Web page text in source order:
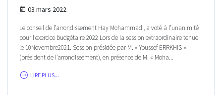
03 mars 2022
Le conseil de l’arrondissement Hay Mohammadi, a voté à l’unanimité
pour l’exercice budgétaire 2022 Lors de la session extraordinaire tenue
le 10Novembre2021. Session présidée par M. « Youssef ERRKHIS »
(président de l’arrondissement), en présence de M. « Moha...
LIRE PLUS...